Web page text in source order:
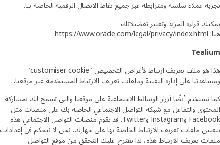
تجربة عملاء سلسة ومترابطة عبر جميع نقاط الاتصال الرقمية الخاصة بنا.
يمكنك قراءة المزيد وتغيير تفضيلاتك
هنا: https://www.oracle.com/legal/privacy/index.html
Tealium
هذا هو ملف تعريف ارتباط لأغراض التخصيص "customiser cookie"
ومساعدتنا على إدارة التقنية وملفات تعريف الارتباط المستخدمة عبر موقعنا.
كما نستخدم أيضًا أزرار الوسائط الاجتماعية على موقعنا والتي تسمح لك بمشاركة
المحتوى والتفاعل مع شبكة التواصل الاجتماعي الخاصة بك على منصات مثل
Facebook وInstagram وTwitter. قد تقوم منصات التواصل الاجتماعي هذه
بتعيين ملفات تعريف الارتباط الخاصة بها على جهازك. نحن لا نتحكم في إعدادات
ملفات تعريف الارتباط هذه، لذا نقترح عليك التحقق من موقع التواصل